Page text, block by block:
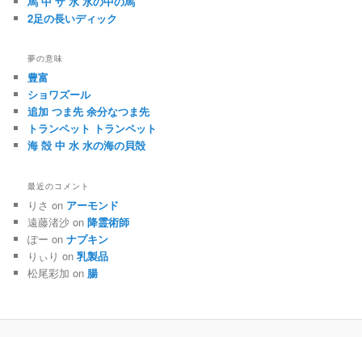
2足の長いディック
夢の意味
豊富
ショワズール
追加 つま先 余分なつま先
トランペット トランペット
海 殻 中 水 水の海の貝殻
最近のコメント
りさ on アーモンド
遠藤渚沙 on降霊術師
ぽー onナプキン
りぃり on乳製品
松尾彩加 on 腸